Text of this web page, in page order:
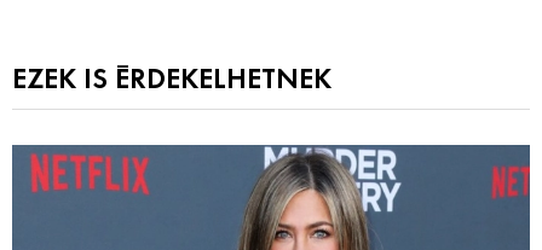
EZEK IS ÉRDEKELHETNEK